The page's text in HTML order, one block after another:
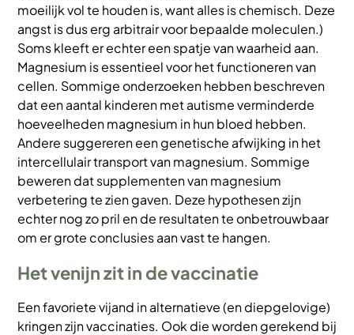
moeilijk vol te houden is, want alles is chemisch. Deze
angst is dus erg arbitrair voor bepaalde moleculen.)
Soms kleeft er echter een spatje van waarheid aan.
Magnesium is essentieel voor het functioneren van
cellen. Sommige onderzoeken hebben beschreven
dat een aantal kinderen met autisme verminderde
hoeveelheden magnesium in hun bloed hebben.
Andere suggereren een genetische afwijking in het
intercellulair transport van magnesium. Sommige
beweren dat supplementen van magnesium
verbetering te zien gaven. Deze hypothesen zijn
echter nog zo pril en de resultaten te onbetrouwbaar
om er grote conclusies aan vast te hangen.
Het venijn zit in de vaccinatie
Een favoriete vijand in alternatieve (en diepgelovige)
kringen zijn vaccinaties. Ook die worden gerekend bij